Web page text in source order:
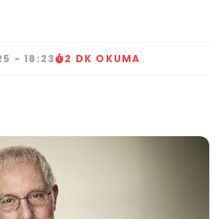
- 18:23 2 DK OKUMA